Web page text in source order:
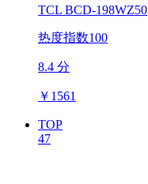
TCL BCD-198WZ50
热度指数100
8.4 分
￥ 1561
TOP
47